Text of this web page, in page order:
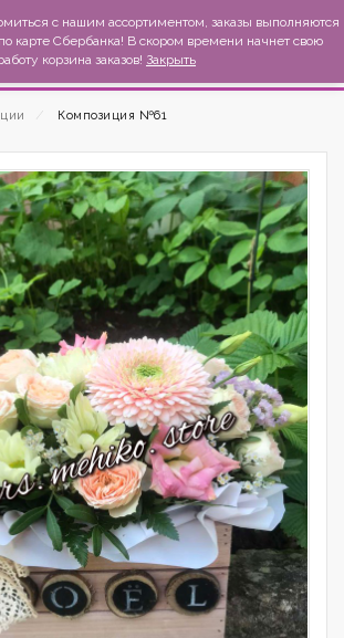
Композиция №61
с нашим ассортиментом, заказы выполняются
карте Сбербанка! В скором времени начнет свою
корзина заказов! Закрыть